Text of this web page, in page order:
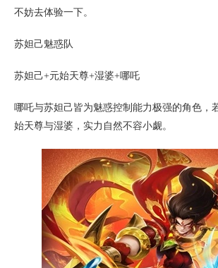
不妨去体验一下。
苏妲己魅惑队
苏妲己+元始天尊+湿婆+哪吒
哪吒与苏妲己皆为魅惑控制能力极强的角色，
始天尊与湿婆，实力自然不容小觑。